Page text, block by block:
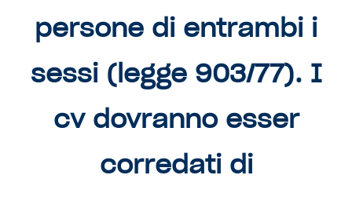
persone di entrambi i
sessi (legge 903/77). I
cv dovranno esser
corredati di